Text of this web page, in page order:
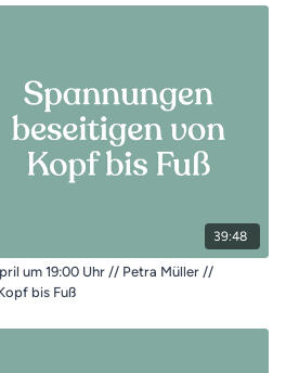
39:48
um 19:00 Uhr // Petra Müller //
bis Fuß